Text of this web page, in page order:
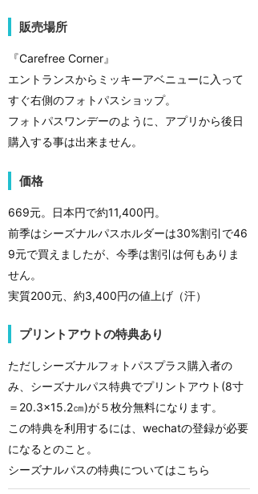
販売場所
『Carefree Corner』
エントランスからミッキーアベニューに入って
すぐ右側のフォトパスショップ。
フォトパスワンデーのように、アプリから後日
購入する事は出来ません。
価格
669元。日本円で約11,400円。
前季はシーズナルパスホルダーは30%割引で46
9元で買えましたが、今季は割引は何もありま
せん。
実質200元、約3,400円の値上げ（汗）
プリントアウトの特典あり
ただしシーズナルフォトパスプラス購入者の
み、シーズナルパス特典でプリントアウト(8寸
＝20.3×15.2㎝)が５枚分無料になります。
この特典を利用するには、wechatの登録が必要
になるとのこと。
シーズナルパスの特典についてはこちら